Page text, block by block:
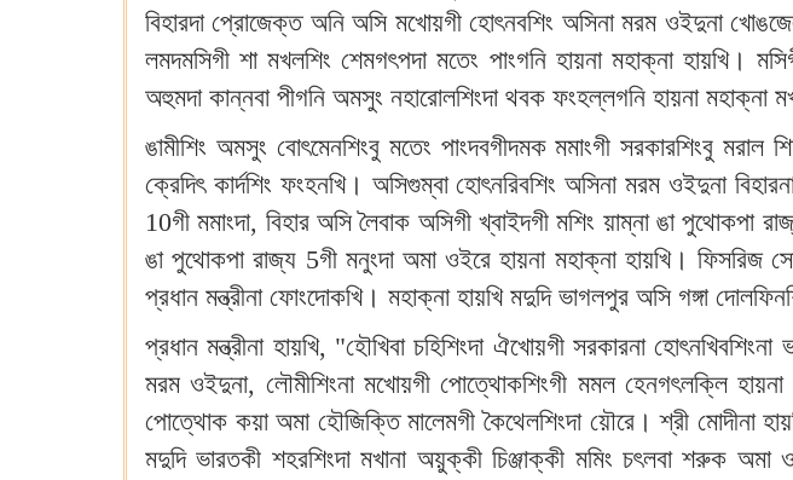
বিহারদা প্রোজেক্ত অনি অসি মখোয়গী হোৎনবশিং অসিনা মরম ওইদুনা
লমদমসিগী শা মখলশিং শেমগৎপদা মতেং পাংগনি হায়না মহাক্না হায়খি।
অহুমদা কান্নবা পীগনি অমসুং নহারোলশিংদা থবক ফংহল্লগনি হায়না মহাক্না
ঙামীশিং অমসুং বোৎমেনশিংবু মতেং পাংদবগীদমক মমাংগী সরকারশিংবু মরাল
ক্রেদিৎ কার্দশিং ফংহনখি। অসিগুম্বা হোৎনরিবশিং অসিনা মরম ওইদুনা
10গী মমাংদা, বিহার অসি লৈবাক অসিগী খ্বাইদগী মশিং য়াম্না ঙা পুথোকপা
ঙা পুথোকপা রাজ্য 5গী মনুংদা অমা ওইরে হায়না মহাক্না হায়খি। ফিসরিজ
প্রধান মন্ত্রীনা ফোংদোকখি। মহাক্না হায়খি মদুদি ভাগলপুর অসি গঙ্গা
প্রধান মন্ত্রীনা হায়খি, "হৌখিবা চহিশিংদা ঐখোয়গী সরকারনা
মরম ওইদুনা, লৌমীশিংনা মখোয়গী পোত্থোকশিংগী মমল হেনগৎলক্লি হায়না
পোত্থোক কয়া অমা হৌজিক্তি মালেমগী কৈথেলশিংদা য়ৌরে। শ্রী মোদীনা
মদুদি ভারতকী শহরশিংদা মখানা অয়ুক্কী চিঞ্জাক্কী মমিং চৎলবা শরুক